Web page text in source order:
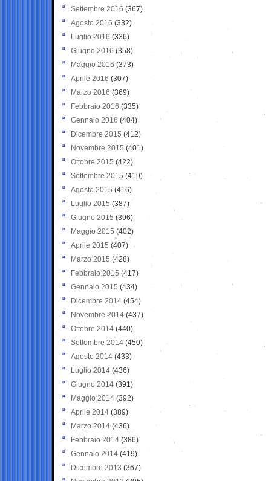
Settembre 2016 (367)
Agosto 2016 (332)
Luglio 2016 (336)
Giugno 2016 (358)
Maggio 2016 (373)
Aprile 2016 (307)
Marzo 2016 (369)
Febbraio 2016 (335)
Gennaio 2016 (404)
Dicembre 2015 (412)
Novembre 2015 (401)
Ottobre 2015 (422)
Settembre 2015 (419)
Agosto 2015 (416)
Luglio 2015 (387)
Giugno 2015 (396)
Maggio 2015 (402)
Aprile 2015 (407)
Marzo 2015 (428)
Febbraio 2015 (417)
Gennaio 2015 (434)
Dicembre 2014 (454)
Novembre 2014 (437)
Ottobre 2014 (440)
Settembre 2014 (450)
Agosto 2014 (433)
Luglio 2014 (436)
Giugno 2014 (391)
Maggio 2014 (392)
Aprile 2014 (389)
Marzo 2014 (436)
Febbraio 2014 (386)
Gennaio 2014 (419)
Dicembre 2013 (367)